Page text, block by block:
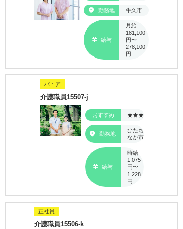
勤務地 牛久市
給与
月給
181,100
円〜
278,100
円
パ・ア
介護職員15507-j
おすすめ ★★★
勤務地
ひたち
なか市
給与
時給
1,075
円〜
1,228
円
正社員
介護職員15506-k